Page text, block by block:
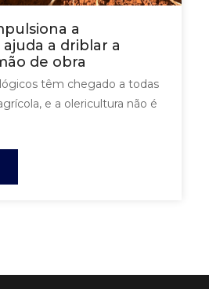
a
a driblar a
de obra
têm chegado a todas
e a olericultura não é